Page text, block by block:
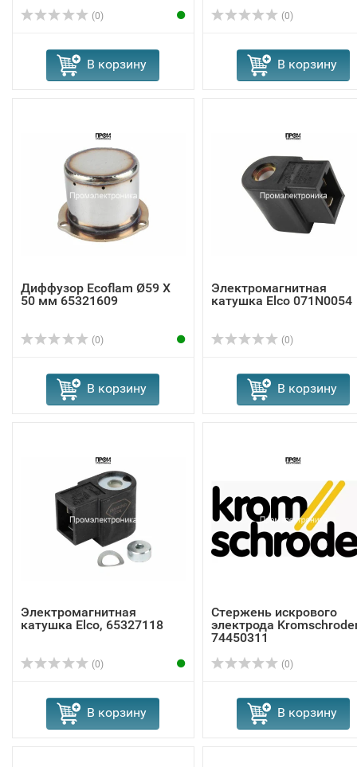
(0)
В корзину
(0)
В корзину
Диффузор Ecoflam Ø59 X
50 мм 65321609
(0)
В корзину
Электромагнитная
катушка Elco 071N0054
(0)
В корзину
Электромагнитная
катушка Elco, 65327118
(0)
В корзину
Стержень искрового
электрода
74450311
(0)
В корзину